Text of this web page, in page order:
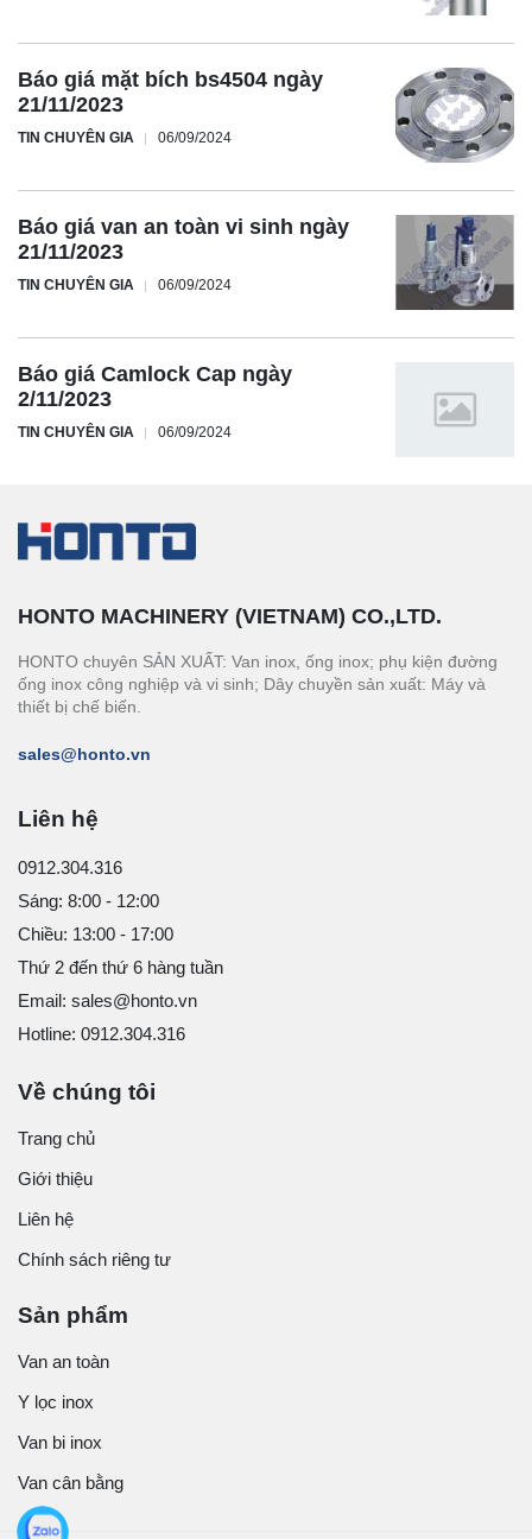
Báo giá mặt bích bs4504 ngày
21/11/2023
TIN CHUYÊN GIA 06/09/2024
Báo giá van an toàn vi sinh ngày
21/11/2023
TIN CHUYÊN GIA 06/09/2024
Báo giá Camlock Cap ngày
2/11/2023
TIN CHUYÊN GIA 06/09/2024
HONTO MACHINERY (VIETNAM) CO.,LTD.
HONTO chuyên SẢN XUẤT: Van inox, ống inox; phụ kiện đường
ống inox công nghiệp và vi sinh; Dây chuyền sản xuất: Máy và
thiết bị chế biến.
sales@honto.vn
Liên hệ
0912.304.316
Sáng: 8:00 - 12:00
Chiều: 13:00 - 17:00
Thứ 2 đến thứ 6 hàng tuần
Email: sales@honto.vn
Hotline: 0912.304.316
Về chúng tôi
Trang chủ
Giới thiệu
Liên hệ
Chính sách riêng tư
Sản phẩm
Van an toàn
Y lọc inox
Van bi inox
Van cân bằng